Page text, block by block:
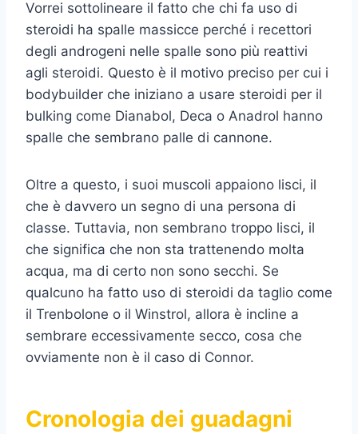
Vorrei sottolineare il fatto che chi fa uso di
steroidi ha spalle massicce perché i recettori
degli androgeni nelle spalle sono più reattivi
agli steroidi. Questo è il motivo preciso per cui i
bodybuilder che iniziano a usare steroidi per il
bulking come Dianabol, Deca o Anadrol hanno
spalle che sembrano palle di cannone.
Oltre a questo, i suoi muscoli appaiono lisci, il
che è davvero un segno di una persona di
classe. Tuttavia, non sembrano troppo lisci, il
che significa che non sta trattenendo molta
acqua, ma di certo non sono secchi. Se
qualcuno ha fatto uso di steroidi da taglio come
il Trenbolone o il Winstrol, allora è incline a
sembrare eccessivamente secco, cosa che
ovviamente non è il caso di Connor.
Cronologia dei guadagni